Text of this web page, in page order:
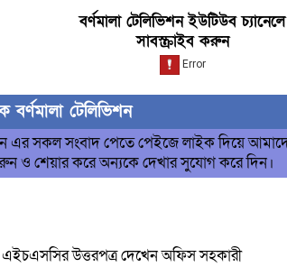
বর্ণমালা টেলিভিশন ইউটিউব চ্যানেলে
সাবস্ক্রাইব করুন
বর্ণমালা টেলিভিশন
এর সকল সংবাদ পেতে পেইজে লাইক দিয়ে
ও শেয়ার করে অন্যকে দেখার সুযোগ করে দিন।
এইচএসসির উত্তরপত্র দেখেন অফিস সহকারী